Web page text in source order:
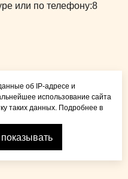
или по телефону:8
об IP-адресе и
использование сайта
таких данных. Подробнее в